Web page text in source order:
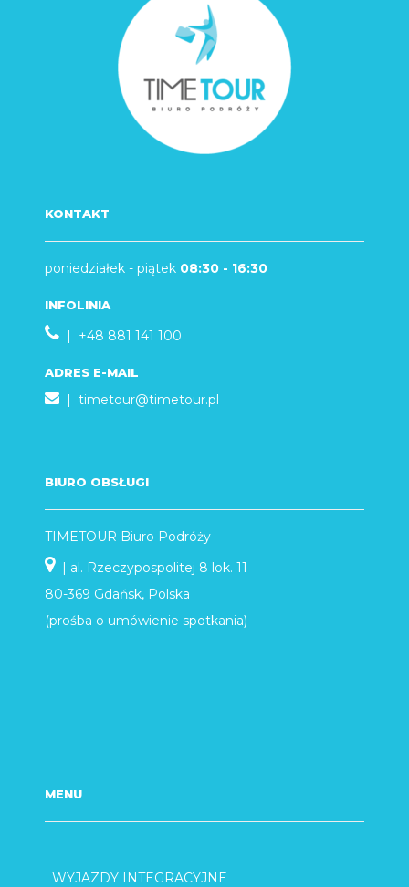
KONTAKT
poniedziałek - piątek 08:30 - 16:30
INFOLINIA
| +48 881 141 100
ADRES E-MAIL
| timetour@timetour.pl
BIURO OBSŁUGI
TIMETOUR Biuro Podróży
| al. Rzeczypospolitej 8 lok. 11
80-369 Gdańsk, Polska
(prośba o umówienie spotkania)
MENU
WYJAZDY INTEGRACYJNE